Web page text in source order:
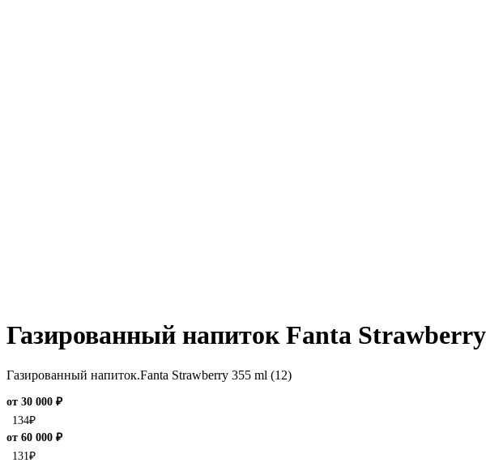
Газированный напиток Fanta
Газированный напиток.Fanta Strawberry 355 ml (12)
от 30 000 ₽
134₽
от 60 000 ₽
131 ₽